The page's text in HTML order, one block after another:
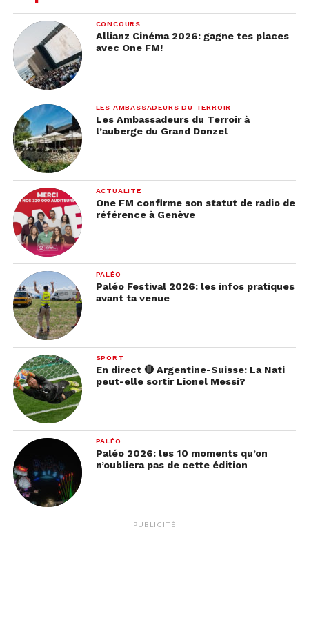
Domaine Château-du-Crest, Jussy
Domaine de Beauvant, Bernex
Domaine de Champvigny, Satigny
Domaine de la Côte d’Or, Anières
Domaine de la Devinière, Satigny
Domaine de la Mermière, Soral
Domaine de la Pierre aux Dames (La
Maison Forte), Troinex
Domaine de la Planta, Dardagny
Domaine de la Printanière, Avully
Domaine de la République et du
canton de Genève, Lully
Domaine de la Roche 1859, Dardagny
Domaine de la Vigne Blanche,
Cologny
Domaine de Miolan, Choulex
Domaine des Abeilles d’Or, Choully
Domaine des Alouettes, Bourdigny
Domaine des Balisiers, Peney
Domaine des Bonnettes, Lully
Domaine des Champs-Lingot,
Chevrens
Domaine des Charmes, Peissy
CONCOURS
Allianz Cinéma 2026: gagne tes places
avec One FM!
LES AMBASSADEURS DU TERROIR
Les Ambassadeurs du Terroir à
l’auberge du Grand Donzel
ACTUALITÉ
One FM confirme son statut de radio de
référence à Genève
PALÉO
Paléo Festival 2026: les infos pratiques
avant ta venue
SPORT
En direct 🔴 Argentine-Suisse: La Nati
peut-elle sortir Lionel Messi?
PALÉO
Paléo 2026: les 10 moments qu’on
n’oubliera pas de cette édition
PUBLICITÉ